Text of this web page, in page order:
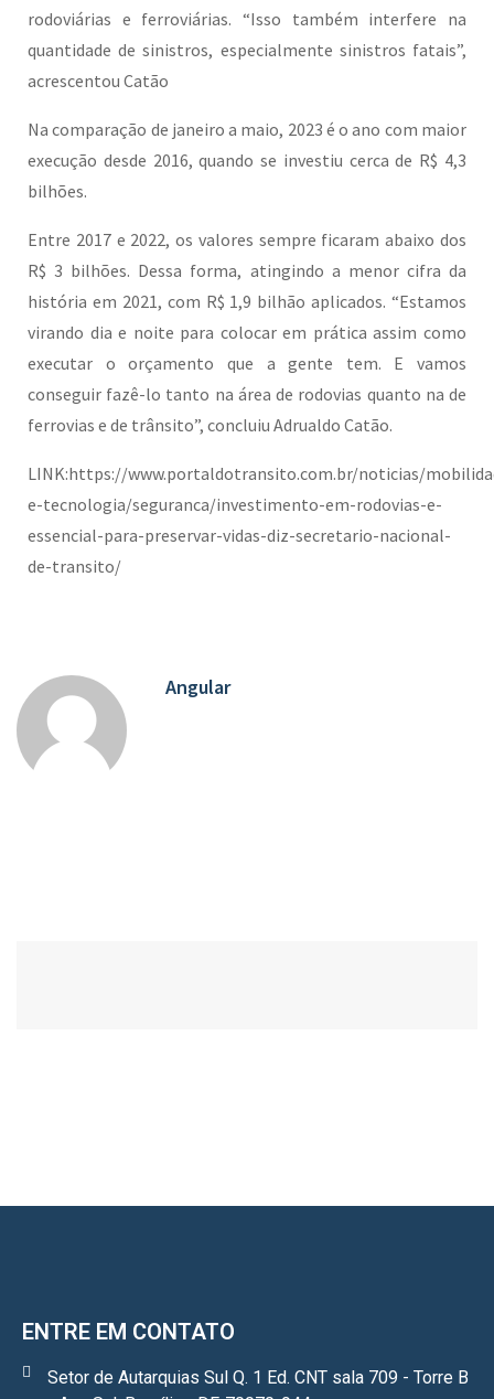
rodoviárias e ferroviárias. “Isso também interfere na
quantidade de sinistros, especialmente sinistros fatais”,
acrescentou Catão
Na comparação de janeiro a maio, 2023 é o ano com maior
execução desde 2016, quando se investiu cerca de R$ 4,3
bilhões.
Entre 2017 e 2022, os valores sempre ficaram abaixo dos
R$ 3 bilhões. Dessa forma, atingindo a menor cifra da
história em 2021, com R$ 1,9 bilhão aplicados. “Estamos
virando dia e noite para colocar em prática assim como
executar o orçamento que a gente tem. E vamos
conseguir fazê-lo tanto na área de rodovias quanto na de
ferrovias e de trânsito”, concluiu Adrualdo Catão.
LINK:https://www.portaldotransito.com.br/noticias/
e-tecnologia/seguranca/investimento-em-rodovias-e-
essencial-para-preservar-vidas-diz-secretario-nacional-
de-transito/
Angular
ENTRE EM CONTATO
Setor de Autarquias Sul Q. 1 Ed. CNT sala 709 - Torre B